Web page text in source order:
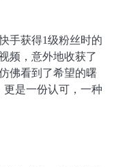
手获得1级粉丝时的
频，意外地收获了
佛看到了希望的曙
是一份认可，一种